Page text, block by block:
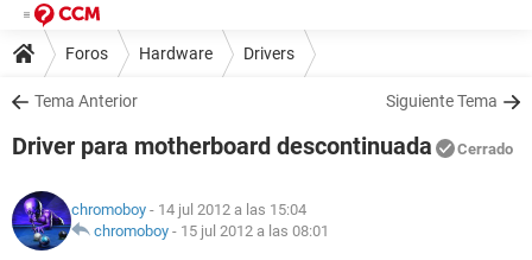
Foros Hardware Drivers
Tema Anterior Siguiente Tema
Driver para motherboard descontinuada Cerrado
chromoboy - 14 jul 2012 a las 15:04
chromoboy - 15 jul 2012 a las 08:01